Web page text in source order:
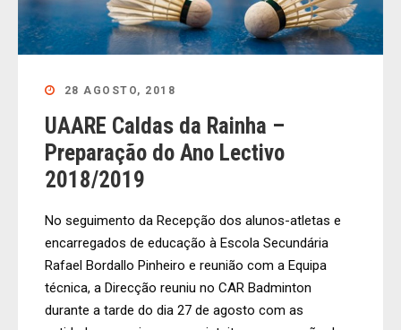
28 AGOSTO, 2018
UAARE Caldas da Rainha –
Preparação do Ano Lectivo
2018/2019
No seguimento da Recepção dos alunos-atletas e
encarregados de educação à Escola Secundária
Rafael Bordallo Pinheiro e reunião com a Equipa
técnica, a Direcção reuniu no CAR Badminton
durante a tarde do dia 27 de agosto com as